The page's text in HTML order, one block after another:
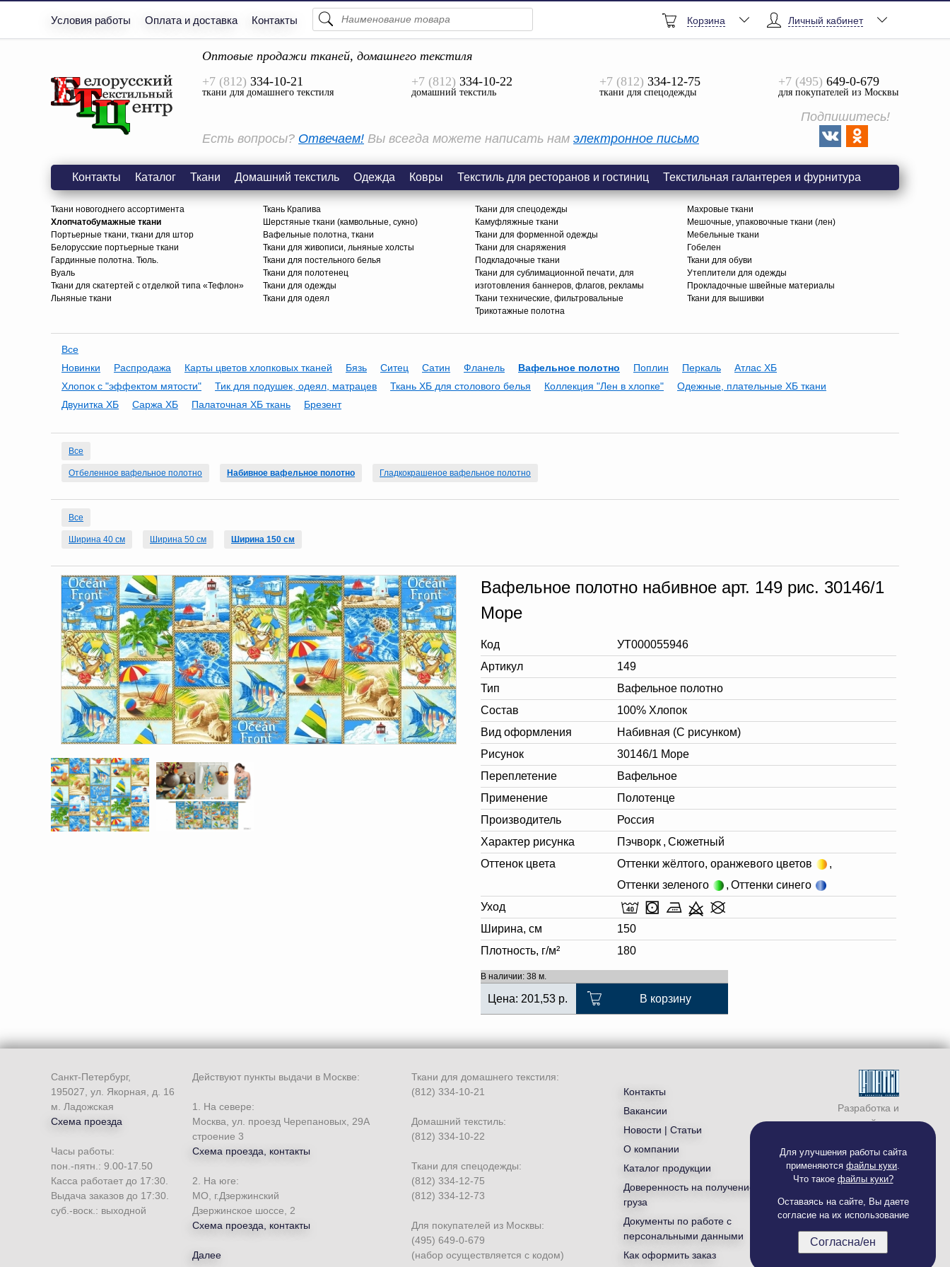
Для улучшения работы сайта
применяются файлы куки.
Что такое файлы куки?
Оставаясь на сайте, Вы даете
согласие на их использование
Согласна/ен
Условия работы Оплата и доставка Контакты
Просмотреть Все
Личный кабинет
Корзина
Оптовые продажи тканей, домашнего текстиля
+7 (812) 334-10-21
ткани для домашнего текстиля
+7 (812) 334-10-22
домашний текстиль
+7 (812) 334-12-75
ткани для спецодежды
+7 (495) 649-0-679
для покупателей из Москвы
Есть вопросы? Отвечаем! Вы всегда можете написать нам электронное письмо
Подпишитесь!
Контакты Каталог Ткани Домашний текстиль Одежда Ковры Текстиль для ресторанов и гостиниц Текстильная галантерея и фурнитура
Ткани новогоднего ассортимента
Хлопчатобумажные ткани
Портьерные ткани, ткани для штор
Белорусские портьерные ткани
Гардинные полотна. Тюль.
Вуаль
Ткани для скатертей с отделкой типа «Тефлон»
Льняные ткани
Ткань Крапива
Шерстяные ткани (камвольные, сукно)
Вафельные полотна, ткани
Ткани для живописи, льняные холсты
Ткани для постельного белья
Ткани для полотенец
Ткани для одежды
Ткани для одеял
Ткани для спецодежды
Камуфляжные ткани
Ткани для форменной одежды
Ткани для снаряжения
Подкладочные ткани
Ткани для сублимационной печати, для
изготовления баннеров, флагов, рекламы
Ткани технические, фильтровальные
Трикотажные полотна
Махровые ткани
Мешочные, упаковочные ткани (лен)
Мебельные ткани
Гобелен
Ткани для обуви
Утеплители для одежды
Прокладочные швейные материалы
Ткани для вышивки
Все
Новинки
Распродажа Карты цветов хлопковых тканей Бязь Ситец Сатин Фланель Вафельное полотно Поплин Перкаль
Атлас ХБ
Хлопок с "эффектом мятости"
Тик для подушек, одеял, матрацев Ткань ХБ для столового белья Коллекция "Лен в хлопке"
Одежные, плательные ХБ ткани
Двунитка ХБ
Саржа ХБ Палаточная ХБ ткань Брезент
Все
Отбеленное вафельное полотно Набивное вафельное полотно Гладкокрашеное вафельное полотно
Все
Ширина 40 см Ширина 50 см Ширина 150 см
Вафельное полотно набивное арт. 149 рис. 30146/1
Море
Код
УТ000055946
Артикул
149
Тип
Вафельное полотно
Состав
100% Хлопок
Вид оформления
Набивная (С рисунком)
Рисунок
30146/1 Море
Переплетение
Вафельное
Применение
Полотенце
Производитель
Россия
Характер рисунка
Пэчворк , Сюжетный
Оттенок цвета
Оттенки жёлтого, оранжевого цветов
,
Оттенки зеленого
, Оттенки синего
Уход
Ширина, см
150
Плотность, г/м²
180
В наличии: 38 м.
Цена: 201,53 р. В корзину
Разработка и
продвижение сайта —
Санкт-Петербург,
195027, ул. Якорная, д. 16
м. Ладожская
Схема проезда
Часы работы:
пон.-пятн.: 9.00-17.50
Касса работает до 17:30.
Выдача заказов до 17:30.
суб.-воск.: выходной
Действуют пункты выдачи в Москве:
1. На севере:
Москва, ул. проезд Черепановых, 29А
строение 3
Схема проезда, контакты
2. На юге:
МО, г.Дзержинский
Дзержинское шоссе, 2
Схема проезда, контакты
Далее
Ткани для домашнего текстиля:
(812) 334-10-21
Домашний текстиль:
(812) 334-10-22
Ткани для спецодежды:
(812) 334-12-75
(812) 334-12-73
Для покупателей из Москвы:
(495) 649-0-679
(набор осуществляется с кодом)
Контакты
Вакансии
Новости | Статьи
О компании
Каталог продукции
Доверенность на получение
груза
Документы по работе с
персональными данными
Как оформить заказ